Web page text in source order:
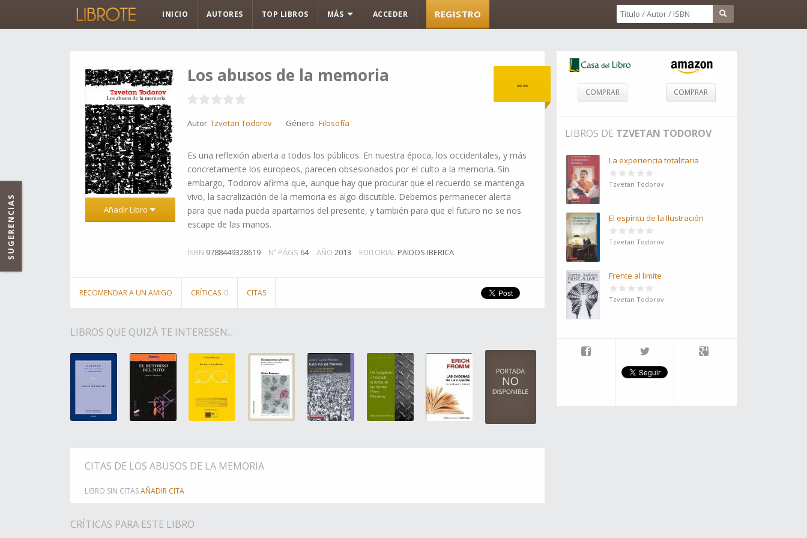
INICIO AUTORES TOP LIBROS MÁS ACCEDER REGISTRO
--
Añadir Libro
Los abusos de la memoria
Autor Tzvetan Todorov Género Filosofía
Es una reflexión abierta a todos los públicos. En nuestra época, los occidentales, y más
concretamente los europeos, parecen obsesionados por el culto a la memoria. Sin
embargo, Todorov afirma que, aunque hay que procurar que el recuerdo se mantenga
vivo, la sacralización de la memoria es algo discutible. Debemos permanecer alerta
para que nada pueda apartarnos del presente, y también para que el futuro no se nos
escape de las manos.
ISBN 9788449328619 Nº PÁGS 64 AÑO 2013 EDITORIAL PAIDOS IBERICA
RECOMENDAR A UN AMIGO CRÍTICAS 0 CITAS
LIBROS QUE QUIZÁ TE INTERESEN...
CITAS DE LOS ABUSOS DE LA MEMORIA
LIBRO SIN CITASAÑADIR CITA
CRÍTICAS PARA ESTE LIBRO
COMPRAR COMPRAR
LIBROS DE TZVETAN TODOROV
La experiencia totalitaria
Tzvetan Todorov
El espíritu de la Ilustración
Tzvetan Todorov
Frente al limite
Tzvetan Todorov
SUGERENCIAS